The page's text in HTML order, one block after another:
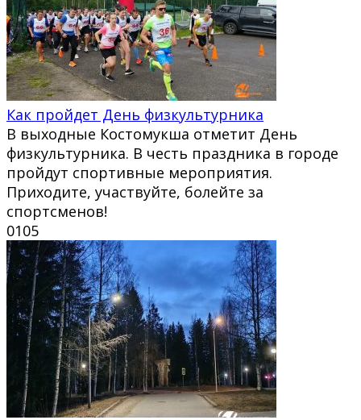
Как пройдет День физкультурника
В выходные Костомукша отметит День
физкультурника. В честь праздника в городе
пройдут спортивные мероприятия.
Приходите, участвуйте, болейте за
спортсменов!
0105